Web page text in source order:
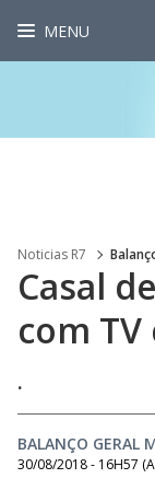
MENU
Noticias R7
Casal
com
.
BALANÇO GERAL
30/08/2018 - 16H57